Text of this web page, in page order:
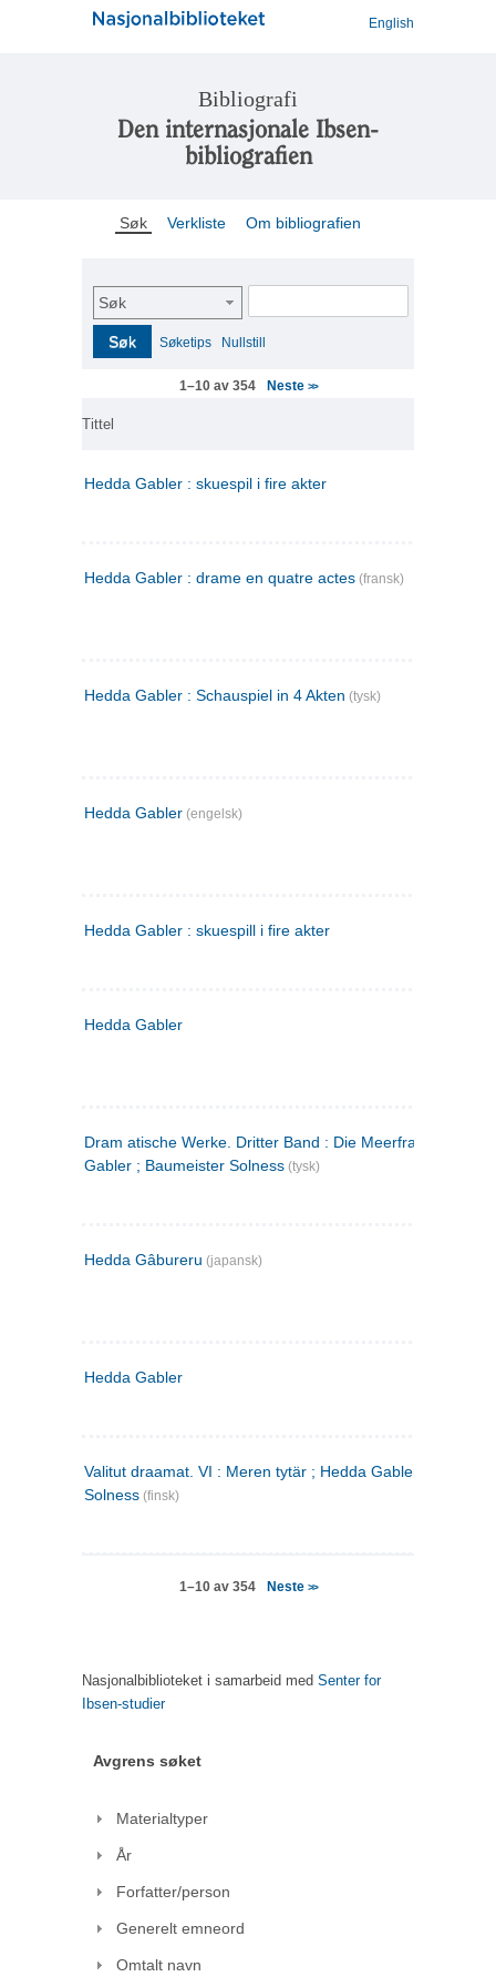
English
Bibliografi
Den internasjonale Ibsen-
bibliografien
Søk Verkliste Om bibliografien
Søk
Søk Søketips Nullstill
1–10 av 354 Neste >>
Tittel
Hedda Gabler : skuespil i fire akter
Hedda Gabler : drame en quatre actes (fransk)
Hedda Gabler : Schauspiel in 4 Akten (tysk)
Hedda Gabler (engelsk)
Hedda Gabler : skuespill i fire akter
Hedda Gabler
Dram atische Werke. Dritter Band : Die Meerfrau ; Hedda
Gabler ; Baumeister Solness (tysk)
Hedda Gâbureru (japansk)
Hedda Gabler
Valitut draamat. VI : Meren tytär ; Hedda Gabler ;
Solness (finsk)
1–10 av 354 Neste >>
Nasjonalbiblioteket i samarbeid med Senter for
Ibsen-studier
Avgrens søket
Materialtyper
År
Forfatter/person
Generelt emneord
Omtalt navn